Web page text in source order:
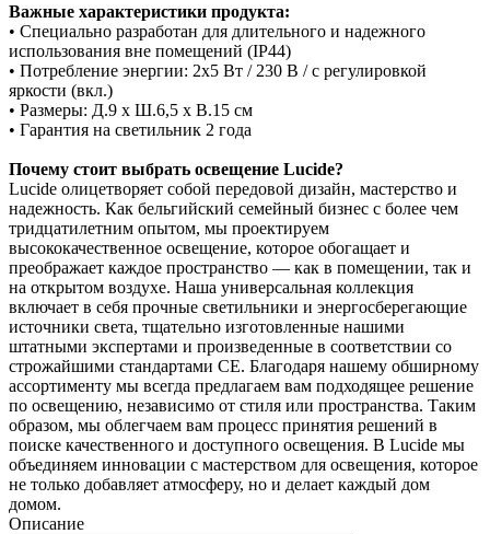
Важные характеристики продукта:
• Специально разработан для длительного и надежного
использования вне помещений (IP44)
• Потребление энергии: 2x5 Вт / 230 В / с регулировкой
яркости (вкл.)
• Размеры: Д.9 x Ш.6,5 x В.15 см
• Гарантия на светильник 2 года
Почему стоит выбрать освещение Lucide?
Lucide олицетворяет собой передовой дизайн, мастерство и
надежность. Как бельгийский семейный бизнес с более чем
тридцатилетним опытом, мы проектируем
высококачественное освещение, которое обогащает и
преображает каждое пространство — как в помещении, так и
на открытом воздухе. Наша универсальная коллекция
включает в себя прочные светильники и энергосберегающие
источники света, тщательно изготовленные нашими
штатными экспертами и произведенные в соответствии со
строжайшими стандартами CE. Благодаря нашему обширному
ассортименту мы всегда предлагаем вам подходящее решение
по освещению, независимо от стиля или пространства. Таким
образом, мы облегчаем вам процесс принятия решений в
поиске качественного и доступного освещения. В Lucide мы
объединяем инновации с мастерством для освещения, которое
не только добавляет атмосферу, но и делает каждый дом
домом.
Описание